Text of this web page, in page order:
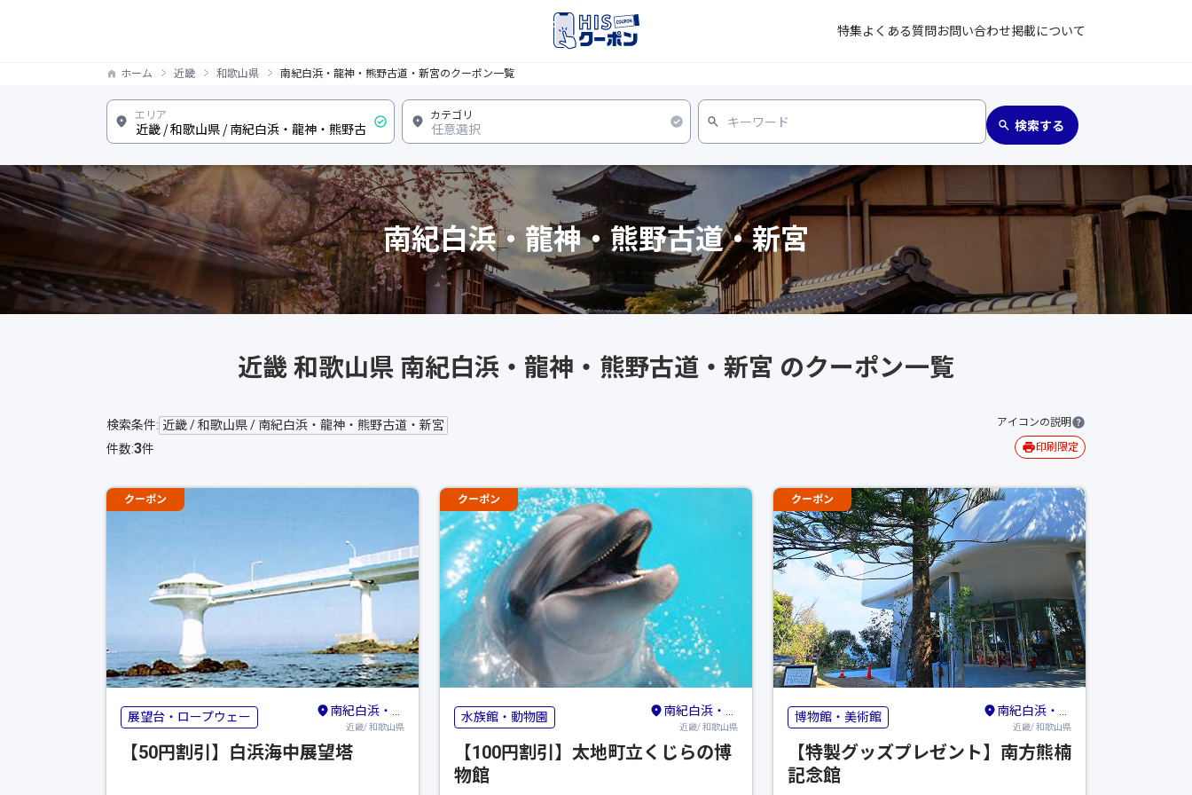
特集よくある質問お問い合わせ掲載について
ホーム 近畿 和歌山県 南紀白浜・龍神・熊野古道・新宮のクーポン一覧
南紀白浜・龍神・熊野古道・新宮
近畿 和歌山県 南紀白浜・龍神・熊野古道・新宮 のクーポン一覧
検索条件: 近畿 / 和歌山県 / 南紀白浜・龍神・熊野古道・新宮
件数:3件
アイコンの説明
印刷限定
クーポン
展望台・ロープウェー 南紀白浜・龍神・熊野古道・新宮
近畿/ 和歌山県
【50円割引】白浜海中展望塔
クーポン
水族館・動物園 南紀白浜・龍神・熊野古道・新宮
近畿/ 和歌山県
【100円割引】太地町立くじらの博
物館
クーポン
博物館・美術館 南紀白浜・龍神・熊野古道・新宮
近畿/ 和歌山県
【特製グッズプレゼント】南方熊楠
記念館